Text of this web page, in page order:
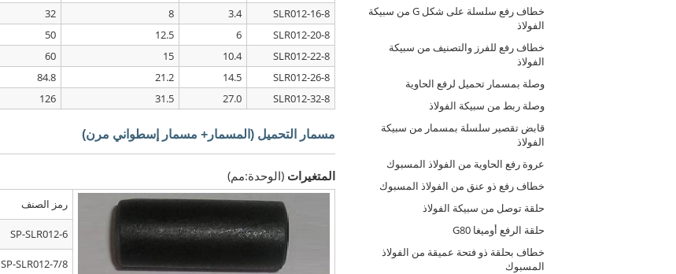
8-SLR012-16
3.4
8
32
8-SLR012-20
6
12.5
50
8-SLR012-22
10.4
15
60
8-SLR012-26
14.5
21.2
84.8
8-SLR012-32
27.0
31.5
126
مسمار التحميل (المسمار+ مسمار إسطواني مرن)
المتغيرات (الوحدة:مم)
رمز الصنف
SP-SLR012-6
SP-SLR012-7/8
خطاف رفع سلسلة على شكل G من سبيكة
الفولاذ
خطاف رفع للفرز والتصنيف من سبيكة
الفولاذ
وصلة بمسمار تحميل لرفع الحاوية
وصلة ربط من سبيكة الفولاذ
قابض تقصير سلسلة بمسمار من سبيكة
الفولاذ
عروة رفع الحاوية من الفولاذ المسبوك
خطاف رفع ذو عنق من الفولاذ المسبوك
حلقة توصل من سبيكة الفولاذ
حلقة الرفع أوميغا G80
خطاف بحلقة ذو فتحة عميقة من الفولاذ
المسبوك